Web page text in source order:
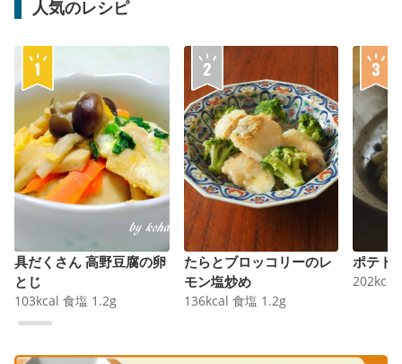
人気のレシピ
具だくさん 高野豆腐の卵
とじ
103kcal 食塩 1.2g
たらとブロッコリーのレ
モン塩炒め
136kcal 食塩 1.2g
ポテト
202kcal